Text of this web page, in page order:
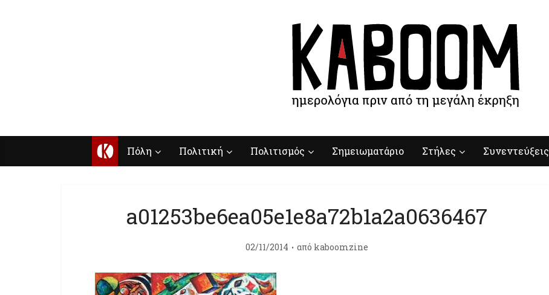
Κ Πόλη Πολιτική Πολιτισμός Σημειωματάριο Στήλες Συνεντεύξεις
a01253be6ea05e1e8a72b1a2a0636467
02/11/2014 από kaboomzine